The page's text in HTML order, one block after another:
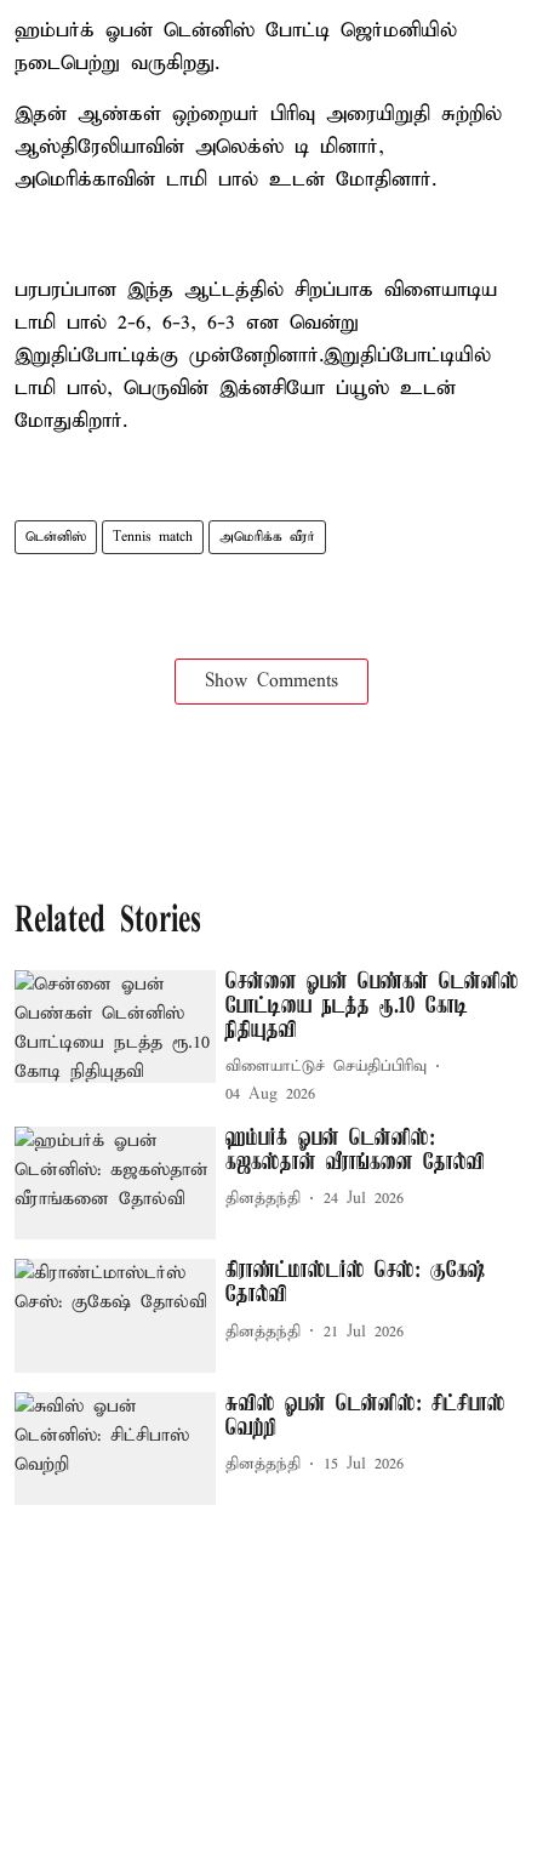
ஹம்பர்க் ஓபன் டென்னிஸ் போட்டி ஜெர்மனியில்
நடைபெற்று வருகிறது.
இதன் ஆண்கள் ஒற்றையர் பிரிவு அரையிறுதி சுற்றில்
ஆஸ்திரேலியாவின் அலெக்ஸ் டி மினார்,
அமெரிக்காவின் டாமி பால் உடன் மோதினார்.
பரபரப்பான இந்த ஆட்டத்தில் சிறப்பாக விளையாடிய
டாமி பால் 2-6, 6-3, 6-3 என வென்று
இறுதிப்போட்டிக்கு முன்னேறினார்.இறுதிப்போட்டியில்
டாமி பால், பெருவின் இக்னசியோ ப்யூஸ் உடன்
மோதுகிறார்.
டென்னிஸ் Tennis match அமெரிக்க வீரர்
Show Comments
Related Stories
சென்னை ஓபன் பெண்கள் டென்னிஸ்
போட்டியை நடத்த ரூ.10 கோடி
நிதியுதவி
விளையாட்டுச் செய்திப்பிரிவு
04 Aug 2026
ஹம்பர்க் ஓபன் டென்னிஸ்:
கஜகஸ்தான் வீராங்கனை தோல்வி
தினத்தந்தி 24 Jul 2026
கிராண்ட்மாஸ்டர்ஸ் செஸ்: குகேஷ்
தோல்வி
தினத்தந்தி 21 Jul 2026
சுவிஸ் ஓபன் டென்னிஸ்: சிட்சிபாஸ்
வெற்றி
தினத்தந்தி 15 Jul 2026